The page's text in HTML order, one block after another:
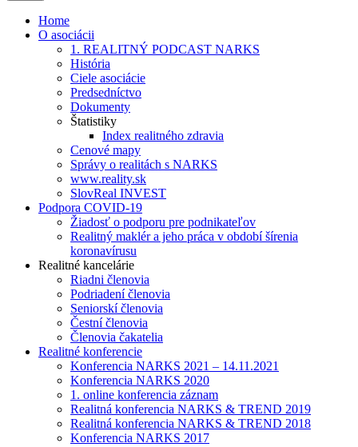
Home
O asociácii
1. REALITNÝ PODCAST NARKS
História
Ciele asociácie
Predsedníctvo
Dokumenty
Štatistiky
Index realitného zdravia
Cenové mapy
Správy o realitách s NARKS
www.reality.sk
SlovReal INVEST
Podpora COVID-19
Žiadosť o podporu pre podnikateľov
Realitný maklér a jeho práca v období šírenia
koronavírusu
Realitné kancelárie
Riadni členovia
Podriadení členovia
Seniorskí členovia
Čestní členovia
Členovia čakatelia
Realitné konferencie
Konferencia NARKS 2021 – 14.11.2021
Konferencia NARKS 2020
1. online konferencia záznam
Realitná konferencia NARKS & TREND 2019
Realitná konferencia NARKS & TREND 2018
Konferencia NARKS 2017